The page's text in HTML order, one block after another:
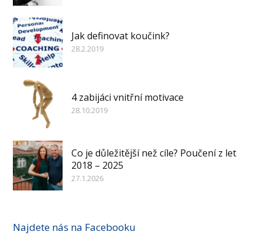
Jak definovat koučink?
28.2.2019
4 zabijáci vnitřní motivace
28.10.2019
Co je důležitější než cíle? Poučení z let
2018 – 2025
27.1.2026
Najdete nás na Facebooku